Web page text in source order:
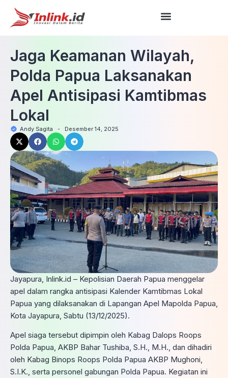
Jaga Keamanan Wilayah,
Polda Papua Laksanakan
Apel Antisipasi Kamtibmas
Lokal
Andy Sagita - Desember 14, 2025
Jayapura, Inlink.id – Kepolisian Daerah Papua menggelar
apel dalam rangka antisipasi Kalender Kamtibmas Lokal
Papua yang dilaksanakan di Lapangan Apel Mapolda Papua,
Kota Jayapura, Sabtu (13/12/2025).
Apel siaga tersebut dipimpin oleh Kabag Dalops Roops
Polda Papua, AKBP Bahar Tushiba, S.H., M.H., dan dihadiri
oleh Kabag Binops Roops Polda Papua AKBP Mughoni,
S.I.K., serta personel gabungan Polda Papua. Kegiatan ini